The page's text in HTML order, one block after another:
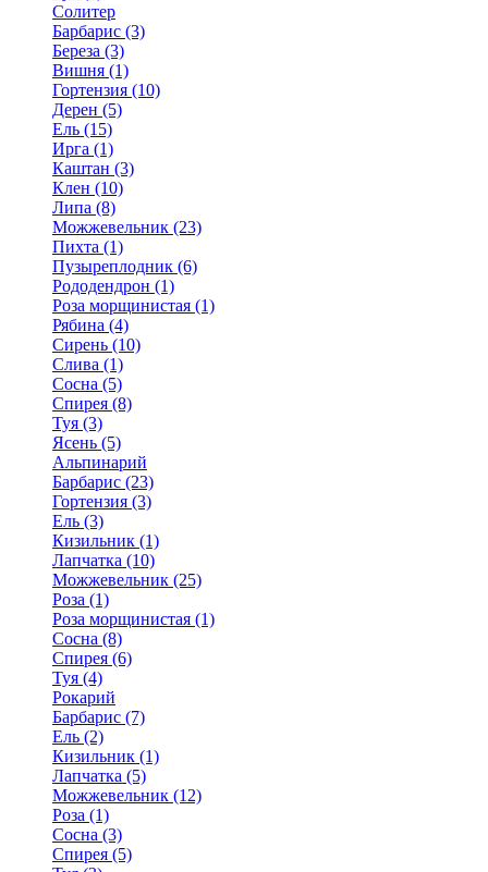
Солитер
Барбарис (3)
Береза (3)
Вишня (1)
Гортензия (10)
Дерен (5)
Ель (15)
Ирга (1)
Каштан (3)
Клен (10)
Липа (8)
Можжевельник (23)
Пихта (1)
Пузыреплодник (6)
Рододендрон (1)
Роза морщинистая (1)
Рябина (4)
Сирень (10)
Слива (1)
Сосна (5)
Спирея (8)
Туя (3)
Ясень (5)
Альпинарий
Барбарис (23)
Гортензия (3)
Ель (3)
Кизильник (1)
Лапчатка (10)
Можжевельник (25)
Роза (1)
Роза морщинистая (1)
Сосна (8)
Спирея (6)
Туя (4)
Рокарий
Барбарис (7)
Ель (2)
Кизильник (1)
Лапчатка (5)
Можжевельник (12)
Роза (1)
Сосна (3)
Спирея (5)